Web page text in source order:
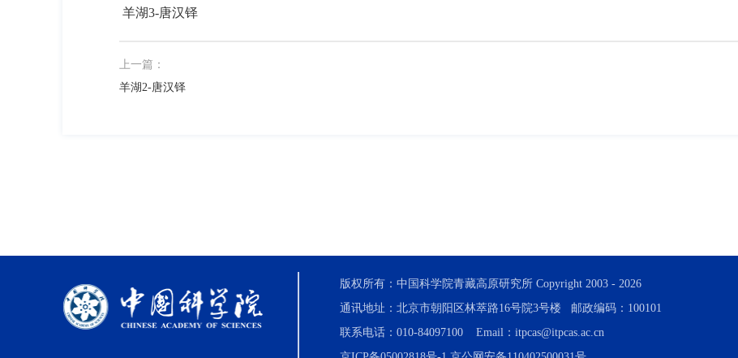
羊湖3-唐汉铎
上一篇：
羊湖2-唐汉铎
版权所有：中国科学院青藏高原研究所 Copyright 2003 - 2026
通讯地址：北京市朝阳区林萃路16号院3号楼 邮政编码：100101
联系电话：010-84097100 Email：itpcas@itpcas.ac.cn